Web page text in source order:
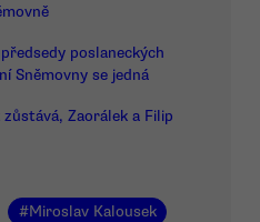
poslaneckých
Sněmovny se jedná
Zaorálek a Filip
#Miroslav Kalousek